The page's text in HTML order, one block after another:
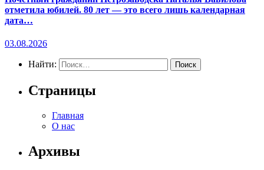
отметила юбилей. 80 лет — это всего лишь календарная
дата…
03.08.2026
Найти:
Страницы
Главная
О нас
Архивы